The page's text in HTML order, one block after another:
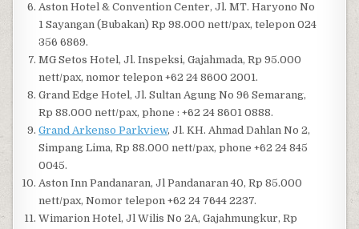
Aston Hotel & Convention Center, Jl. MT. Haryono No
1 Sayangan (Bubakan) Rp 98.000 nett/pax, telepon 024
356 6869.
MG Setos Hotel, Jl. Inspeksi, Gajahmada, Rp 95.000
nett/pax, nomor telepon +62 24 8600 2001.
Grand Edge Hotel, Jl. Sultan Agung No 96 Semarang,
Rp 88.000 nett/pax, phone : +62 24 8601 0888.
Grand Arkenso Parkview, Jl. KH. Ahmad Dahlan No 2,
Simpang Lima, Rp 88.000 nett/pax, phone +62 24 845
0045.
Aston Inn Pandanaran, Jl Pandanaran 40, Rp 85.000
nett/pax, Nomor telepon +62 24 7644 2237.
Wimarion Hotel, Jl Wilis No 2A, Gajahmungkur, Rp